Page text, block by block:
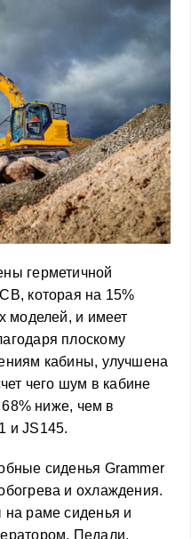
герметичной
которая на 15%
моделей, и имеет
плоскому
кабины, улучшена
чего шум в кабине
ниже, чем в
и JS145.
сиденья Grammer
и охлаждения.
раме сиденья и
Педали,